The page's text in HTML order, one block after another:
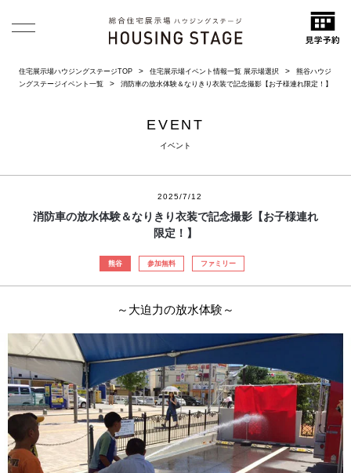
住宅展示場ハウジングステージTOP 住宅展示場イベント情報一覧 展示場選択
熊谷ハウジ
ングステージイベント一覧
消防車の放水体験＆なりきり衣装で記念撮影【お子様連れ限定！】
EVENT
イベント
2025/7/12
消防車の放水体験＆なりきり衣装で記念撮影【お子様連れ
限定！】
熊谷 参加無料 ファミリー
～大迫力の放水体験～